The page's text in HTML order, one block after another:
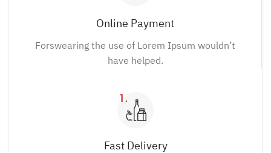
Online Payment
Forswearing the use of Lorem Ipsum wouldn’t
have helped.
Fast Delivery